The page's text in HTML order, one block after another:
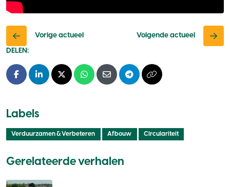
Vorige actueel
Volgende actueel
DELEN:
Facebook
LinkedInX - TwitterWhatsapp
E-mailTelegramKopieer naar
Labels
Verduurzamen & Verbeteren Afbouw Circulariteit
Gerelateerde verhalen